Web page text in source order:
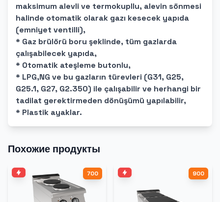
maksimum alevli ve termokupllu, alevin sönmesi
halinde otomatik olarak gazı kesecek yapıda
(emniyet ventilli),
* Gaz brülörü boru şeklinde, tüm gazlarda
çalışabilecek yapıda,
* Otomatik ateşleme butonlu,
* LPG,NG ve bu gazların türevleri (G31, G25,
G25.1, G27, G2.350) ile çalışabilir ve herhangi bir
tadilat gerektirmeden dönüşümü yapılabilir,
* Plastik ayaklar.
Похожие продукты
700 900